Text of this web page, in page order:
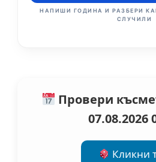
НАПИШИ ГОДИНА И РАЗБЕРИ
СЛУЧИЛИ
Провери
07.08.2026
Кликни